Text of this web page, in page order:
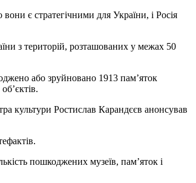
є стратегічними для України, і Росія
з територій, розташованих у межах 50
або зруйновано 1913 пам’яток
культури Ростислав Карандєєв анонсував
пошкоджених музеїв, пам’яток і